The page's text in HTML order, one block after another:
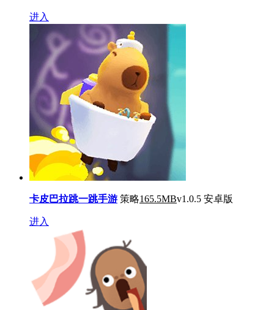
进入
卡皮巴拉跳一跳手游 策略165.5MBv1.0.5 安卓版
进入